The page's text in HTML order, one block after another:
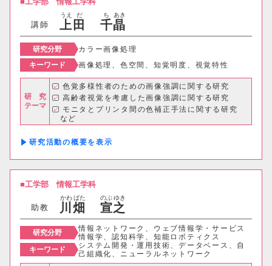
講師 上
うえ
田
だ
千
ち
晶
あき
研究分野
カラー画像処理
キーワード
画像処理、色空間、知覚明度、視覚特性
研 究
テーマ
色覚多様性者のための画像強調に関する研究
高齢者視覚を考慮した画像強調に関する研究
モニタとプリンタ間の色補正手法に関する研究
など
研究活動の概要
工学部情報工学科
助教 川
かわ
畑
ばた
宣
のぶ
之
ゆき
研究分野
情報ネットワーク、ウェブ情報学・サービス
情報学、認知科学、知能ロボティクス
キーワード
システム開発・運用技術、データベース、自
己組織化、ニューラルネットワーク
学部・学科
理学部
物理学科 化学科
動物学科
機械システム工学科